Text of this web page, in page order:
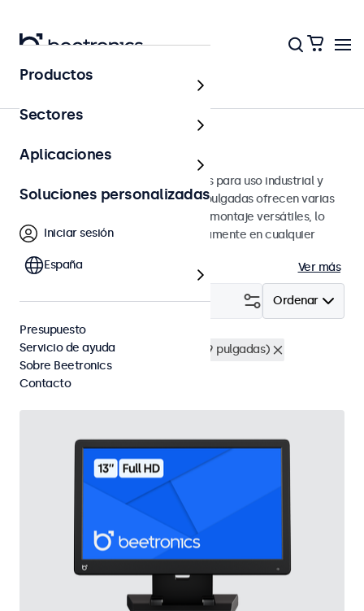
Monitores
Monitores de 13 pulgadas
Monitores de 13 pulgadas diseñados para uso industrial y
profesional. Estos monitores de 13 pulgadas ofrecen varias
conexiones de video y opciones de montaje versátiles, lo
que les permite integrarse perfectamente en cualquier
Ver más
Ordenar
Filtrar (2)
Monitores 13"
Montaje en rack (19 pulgadas)
Eliminar selección
Productos
Sectores
Aplicaciones
Soluciones personalizadas
Iniciar sesión
España
Presupuesto
Servicio de ayuda
Sobre Beetronics
Contacto